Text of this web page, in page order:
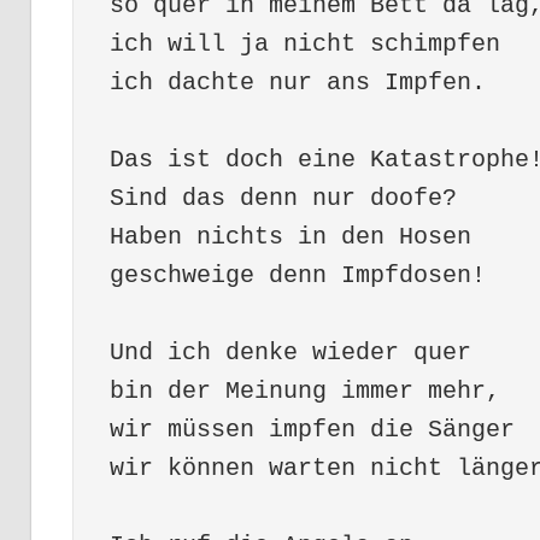
ich will ja nicht schimpfen
ich dachte nur ans Impfen.
Das ist doch eine Katastrophe!
Sind das denn nur doofe?
Haben nichts in den Hosen
geschweige denn Impfdosen!
Und ich denke wieder quer
bin der Meinung immer mehr,
wir müssen impfen die Sänger
wir können warten nicht